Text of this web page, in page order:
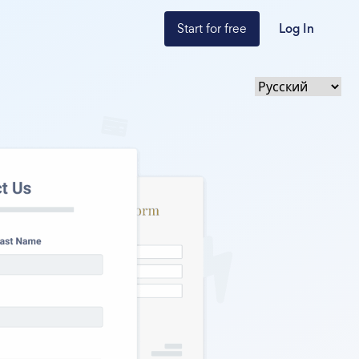
Start for free Log In